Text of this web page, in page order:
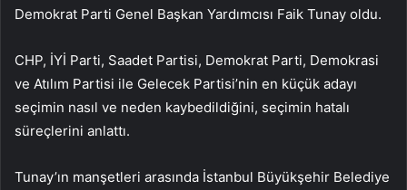
Demokrat Parti Genel Başkan Yardımcısı Faik Tunay oldu.
CHP, İYİ Parti, Saadet Partisi, Demokrat Parti, Demokrasi
ve Atılım Partisi ile Gelecek Partisi’nin en küçük adayı
seçimin nasıl ve neden kaybedildiğini, seçimin hatalı
süreçlerini anlattı.
Tunay’ın manşetleri arasında İstanbul Büyükşehir Belediye